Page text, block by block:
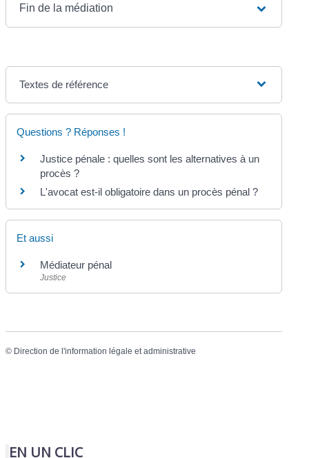
Fin de la médiation
Textes de référence
Questions ? Réponses !
Justice pénale : quelles sont les alternatives à un
procès ?
L'avocat est-il obligatoire dans un procès pénal ?
Et aussi
Médiateur pénal
Justice
© Direction de l'information légale et administrative
EN UN CLIC